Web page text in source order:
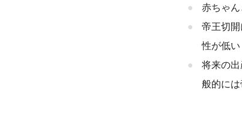
赤ちゃ
帝王切
性が低い
将来の
般的には